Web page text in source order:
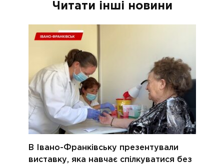
Читати інші новини
В Івано-Франківську презентували
виставку, яка навчає спілкуватися без